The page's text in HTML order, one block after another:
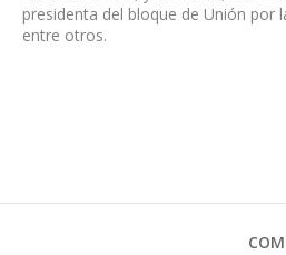
presidenta del bloque de Unión por
entre otros.